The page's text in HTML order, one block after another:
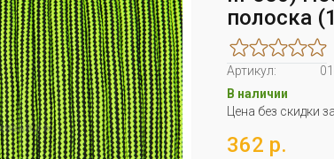
полоска
Артикул:
В наличии
Цена без скидки
362 р.